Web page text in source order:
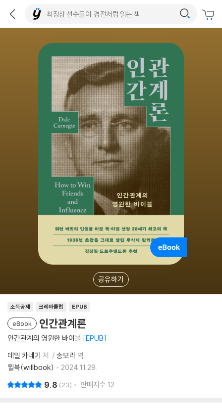
공유하기
소득공제 크레마클럽 EPUB
eBook 인간관계론
인간관계의 영원한 바이블 EPUB
데일 카네기 저 송보라 역
윌북(willbook)
2024.11.29.
9.8 23 판매지수 12